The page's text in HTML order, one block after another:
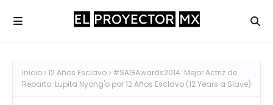
Inicio 12 Años Esclavo
#SAGAwards2014: Mejor Actriz de
Reparto: Lupita Nyong'o por 12 Años Esclavo (12 Years a Slave)